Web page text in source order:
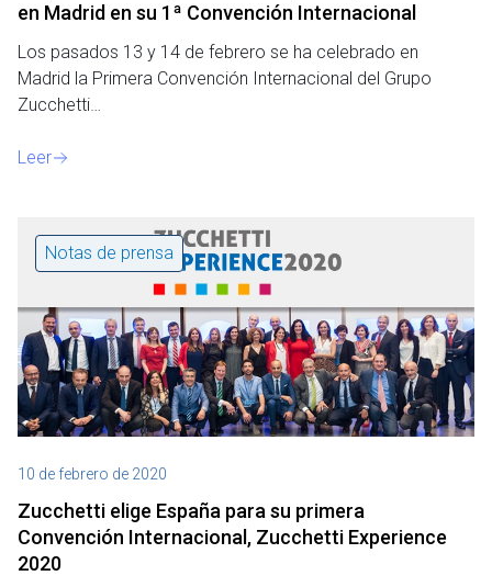
en Madrid en su 1ª Convención Internacional
Los pasados 13 y 14 de febrero se ha celebrado en
Madrid la Primera Convención Internacional del Grupo
Zucchetti…
Leer
Notas de prensa
10 de febrero de 2020
Zucchetti elige España para su primera
Convención Internacional, Zucchetti Experience
2020